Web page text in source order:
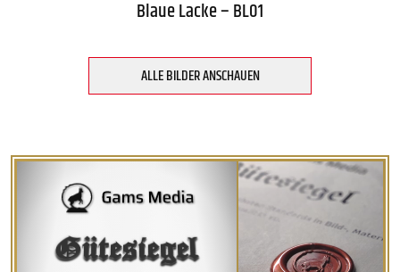
Blaue Lacke – BL01
ALLE BILDER ANSCHAUEN
Gütesiegel